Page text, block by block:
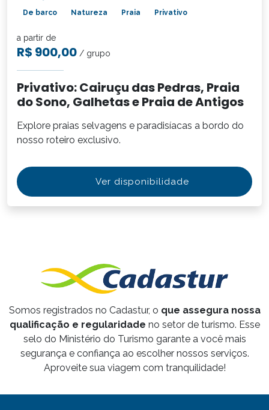
De barco
Natureza Praia Privativo
a partir de
R$ 900,00 / grupo
Privativo: Cairuçu das Pedras, Praia
do Sono, Galhetas e Praia de Antigos
Explore praias selvagens e paradisíacas a bordo do
nosso roteiro exclusivo.
Ver disponibilidade
Somos registrados no Cadastur, o que assegura nossa
qualificação e regularidade no setor de turismo. Esse
selo do Ministério do Turismo garante a você mais
segurança e confiança ao escolher nossos serviços.
Aproveite sua viagem com tranquilidade!